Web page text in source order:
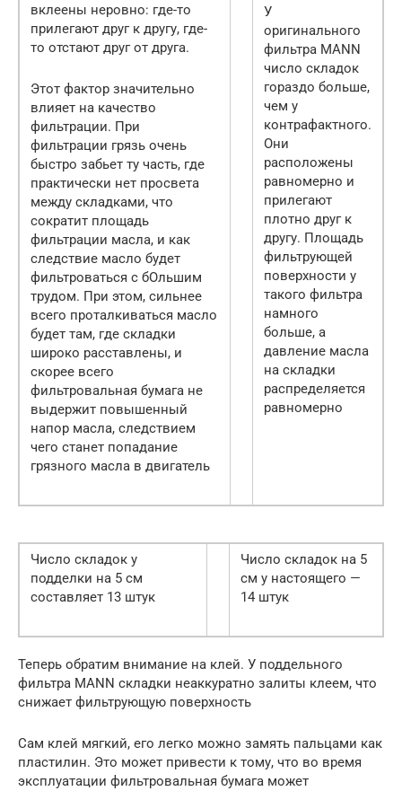
вклеены неровно: где-то
прилегают друг к другу, где-
то отстают друг от друга.
Этот фактор значительно
влияет на качество
фильтрации. При
фильтрации грязь очень
быстро забьет ту часть, где
практически нет просвета
между складками, что
сократит площадь
фильтрации масла, и как
следствие масло будет
фильтроваться с бОльшим
трудом. При этом, сильнее
всего проталкиваться масло
будет там, где складки
широко расставлены, и
скорее всего
фильтровальная бумага не
выдержит повышенный
напор масла, следствием
чего станет попадание
грязного масла в двигатель
У
оригинального
фильтра MANN
число складок
гораздо больше,
чем у
контрафактного.
Они
расположены
равномерно и
прилегают
плотно друг к
другу. Площадь
фильтрующей
поверхности у
такого фильтра
намного
больше, а
давление масла
на складки
распределяется
равномерно
Число складок у
подделки на 5 см
составляет 13 штук
Число складок на 5
см у настоящего —
14 штук
Теперь обратим внимание на клей. У поддельного
фильтра MANN складки неаккуратно залиты клеем, что
снижает фильтрующую поверхность
Сам клей мягкий, его легко можно замять пальцами как
пластилин. Это может привести к тому, что во время
эксплуатации фильтровальная бумага может